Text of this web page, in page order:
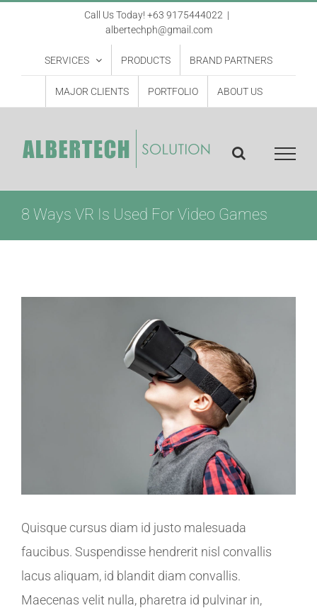
Call Us Today! +63 9175444022 |
albertechph@gmail.com
SERVICES PRODUCTS BRAND PARTNERS
MAJOR CLIENTS PORTFOLIO ABOUT US
8 Ways VR Is Used For Video Games
Quisque cursus diam id justo malesuada
faucibus. Suspendisse hendrerit nisl convallis
lacus aliquam, id blandit diam convallis.
Maecenas velit nulla, pharetra id pulvinar in,